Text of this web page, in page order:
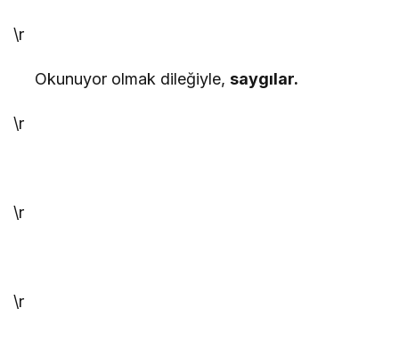
\r
Okunuyor olmak dileğiyle,saygılar.
\r
\r
\r